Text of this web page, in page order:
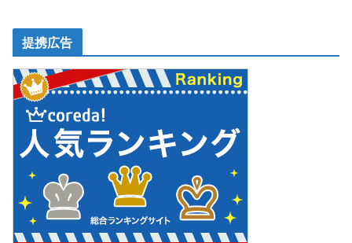
提携広告